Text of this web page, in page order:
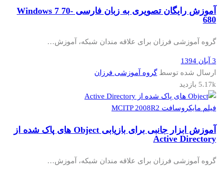
آموزش رایگان تصویری به زبان فارسی Windows 7 70-
680
گروه آموزشی فرزان برای علاقه مندان شبکه، آموزش…
3 آبان 1394
ارسال شده توسطگروه آموزشی فرزان
5.17k بازدید
فیلم مایکروسافت MCITP 2008R2
آموزش ابزار جانبی برای بازیابی Object های پاک شده از
Active Directory
گروه آموزشی فرزان برای علاقه مندان شبکه، آموزش…